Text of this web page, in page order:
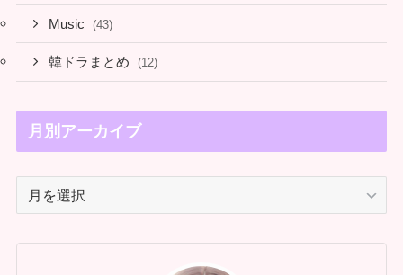
Music (43)
韓ドラまとめ (12)
月別アーカイブ